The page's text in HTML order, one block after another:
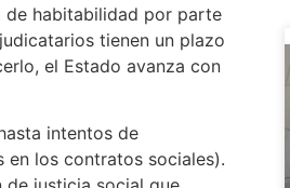
de habitabilidad por parte
tienen un plazo
el Estado avanza con
intentos de
en los contratos sociales).